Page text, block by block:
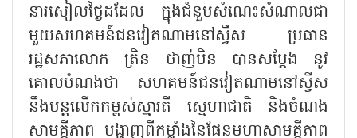
នារសៀលថ្ងៃដដែល ក្នុងជំនួបសំណេះសំណាលជា
មួយសហគមន៍ជនវៀតណាមនៅស្វីស ប្រធាន
រដ្ឋសភាលោក ត្រិន ថាញ់មិន បានសម្ដែង នូវ
គោលបំណងថា សហគមន៍ជនវៀតណាមនៅស្វីស
នឹងបន្តលើកកម្ពស់ស្មារតី ស្នេហាជាតិ និងចំណង
សាមគ្គីភាព បង្ហាញពីកម្លាំងនៃផែនមហាសាមគ្គីភាព